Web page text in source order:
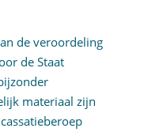
de veroordeling
de Staat
materiaal zijn